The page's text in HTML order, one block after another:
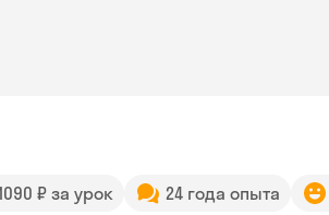
₽ за урок 24 года опыта